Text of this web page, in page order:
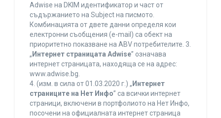
Adwise на DKIM идентификатор и част от
съдържанието на Subject на писмото.
Комбинацията от двете данни определя кои
електронни съобщения (e-mail) са обект на
приоритетно показване на ABV потребителите. 3.
„ Интернет страницата Adwise” означава
интернет страницата, находяща се на адрес:
www.adwise.bg.
4. (изм. в сила от 01.03.2020 г.) „ Интернет
страниците на Нет Инфо” са всички интернет
страници, включени в портфолиото на Нет Инфо,
посочени на официалната интернет страница